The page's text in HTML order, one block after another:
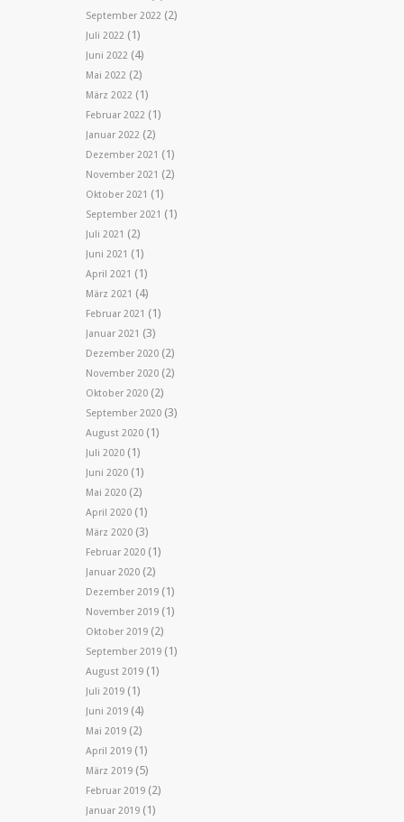
September 2022 (2)
Juli 2022 (1)
Juni 2022 (4)
Mai 2022 (2)
März 2022 (1)
Februar 2022 (1)
Januar 2022 (2)
Dezember 2021 (1)
November 2021 (2)
Oktober 2021 (1)
September 2021 (1)
Juli 2021 (2)
Juni 2021 (1)
April 2021 (1)
März 2021 (4)
Februar 2021 (1)
Januar 2021 (3)
Dezember 2020 (2)
November 2020 (2)
Oktober 2020 (2)
September 2020 (3)
August 2020 (1)
Juli 2020 (1)
Juni 2020 (1)
Mai 2020 (2)
April 2020 (1)
März 2020 (3)
Februar 2020 (1)
Januar 2020 (2)
Dezember 2019 (1)
November 2019 (1)
Oktober 2019 (2)
September 2019 (1)
August 2019 (1)
Juli 2019 (1)
Juni 2019 (4)
Mai 2019 (2)
April 2019 (1)
März 2019 (5)
Februar 2019 (2)
Januar 2019 (1)